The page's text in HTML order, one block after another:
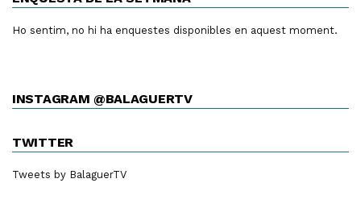
Ho sentim, no hi ha enquestes disponibles en aquest moment.
INSTAGRAM @BALAGUERTV
TWITTER
Tweets by BalaguerTV